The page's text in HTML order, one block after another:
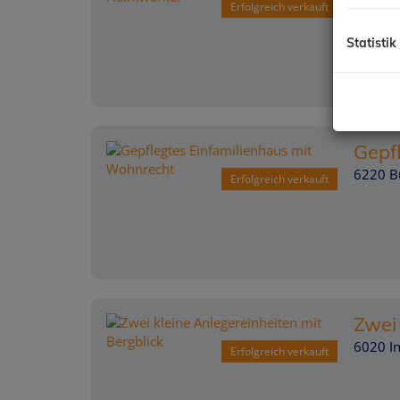
Erfolgreich verkauft
Erfolgreich verkauft 6220
Erfolgreich verkauft 6020
Statistik